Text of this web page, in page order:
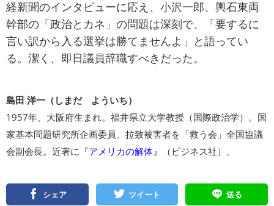
経新聞のインタビューに応え、小沢一郎、輿石東両
幹部の「政治とカネ」の問題は深刻で、「要するに
言い訳から入る選挙は勝てませんよ」と語ってい
る。潔く、即日議員辞職すべきだった。
島田 洋一（しまだ よういち）
1957年、大阪府生まれ。福井県立大学教授（国際政治学）。国
家基本問題研究所企画委員、拉致被害者を「救う会」全国協議
会副会長。近著に『アメリカの解体』（ビジネス社）。
シェア ツイート 送る